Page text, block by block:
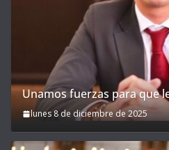
Unamos fuerzas para que
lunes 8 de diciembre de 2025